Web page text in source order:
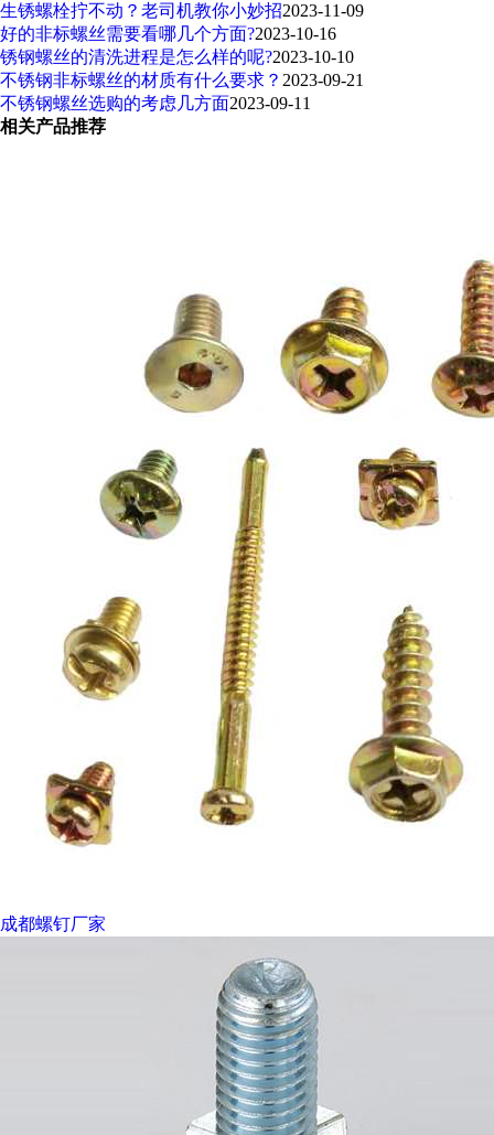
生锈螺栓拧不动？老司机教你小妙招2023-11-09
好的非标螺丝需要看哪几个方面?2023-10-16
锈钢螺丝的清洗进程是怎么样的呢?2023-10-10
不锈钢非标螺丝的材质有什么要求？ 2023-09-21
不锈钢螺丝选购的考虑几方面2023-09-11
相关产品推荐
成都螺钉厂家